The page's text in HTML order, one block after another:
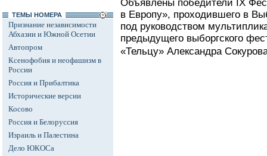
ТЕМЫ НОМЕРА
Признание независимости
Абхазии и Южной Осетии
Автопром
Ксенофобия и неофашизм в
России
Россия и Прибалтика
Исторические версии
Косово
Россия и Белоруссия
Израиль и Палестина
Дело ЮКОСа
Объявлены победители IX
в Европу», проходившего в
под руководством
предыдущего выборгского
«Тельцу» Александра